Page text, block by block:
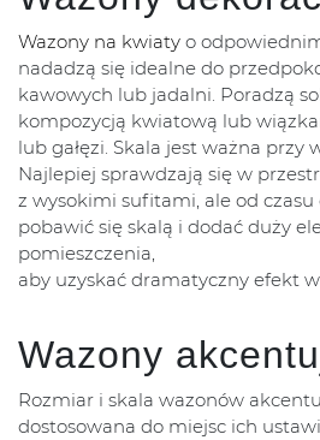
Wazony na kwiaty o
nadadzą się idealne do
kawowych lub jadalni. Poradzą
kompozycją kwiatową lub
lub gałęzi. Skala jest ważna przy
Najlepiej sprawdzają się w
z wysokimi sufitami, ale od czasu
pobawić się skalą i dodać duży
pomieszczenia,
aby uzyskać dramatyczny efekt
Wazony
Rozmiar i skala wazonów
dostosowana do miejsc ich